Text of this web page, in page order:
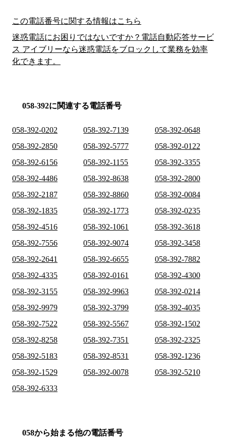
この電話番号に関する情報はこちら
迷惑電話にお困りではないですか？電話自動応答サービ
ス アイブリーなら迷惑電話をブロックして業務を効率
化できます。
058-392に関連する電話番号
058-392-0202 058-392-7139
058-392-0648
058-392-2850
058-392-5777
058-392-0122
058-392-6156
058-392-1155
058-392-3355
058-392-4486
058-392-8638
058-392-2800
058-392-2187
058-392-8860
058-392-0084
058-392-1835
058-392-1773
058-392-0235
058-392-4516
058-392-1061
058-392-3618
058-392-7556
058-392-9074
058-392-3458
058-392-2641
058-392-6655
058-392-7882
058-392-4335
058-392-0161
058-392-4300
058-392-3155
058-392-9963
058-392-0214
058-392-9979
058-392-3799
058-392-4035
058-392-7522
058-392-5567
058-392-1502
058-392-8258
058-392-7351
058-392-2325
058-392-5183
058-392-8531
058-392-1236
058-392-1529
058-392-0078
058-392-5210
058-392-6333
058から始まる他の電話番号